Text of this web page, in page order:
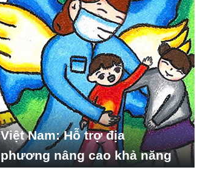
Việt Nam: Hỗ trợ địa
phương nâng cao khả năng